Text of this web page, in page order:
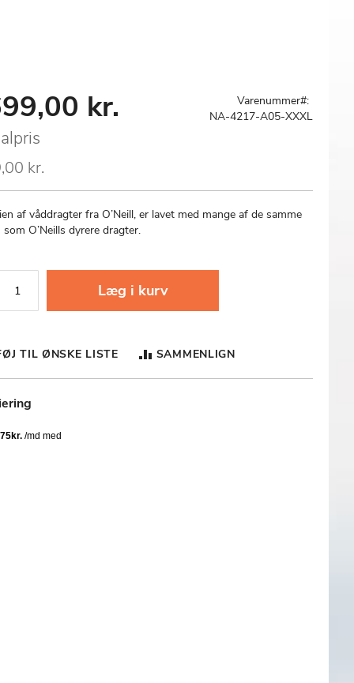
kr.
kr.
Varenummer
NA-4217-A05-XXXL
af våddragter fra O’Neill, er lavet med mange af de samme
O’Neills dyrere dragter.
Læg i kurv
TIL ØNSKE LISTE SAMMENLIGN